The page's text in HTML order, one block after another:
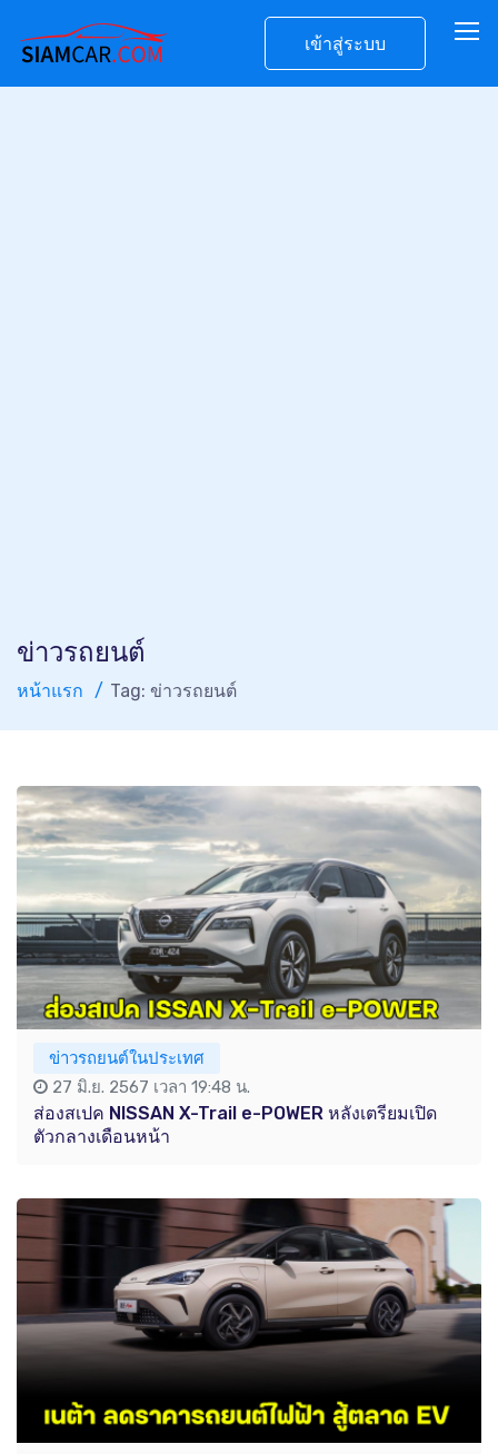
เข้าสู่ระบบ
ข่าวรถยนต์
หน้าแรก Tag: ข่าวรถยนต์
ข่าวรถยนต์ในประเทศ
27 มิ.ย. 2567 เวลา 19:48 น.
ส่องสเปค NISSAN X-Trail e-POWER หลังเตรียมเปิด
ตัวกลางเดือนหน้า